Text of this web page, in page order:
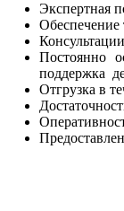
Экспертная
Постоянно
поддержка
Отгрузка в